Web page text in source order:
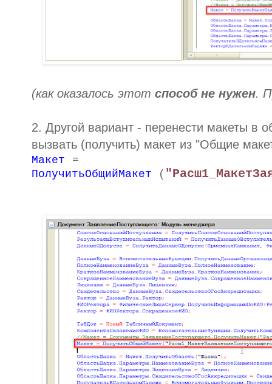
(как оказалось этот способ не нужен.
2. Другой вариант - перенести макеты в
вызвать (получить) макет из "Общие
Макет
=
ПолучитьОбщийМакет
(